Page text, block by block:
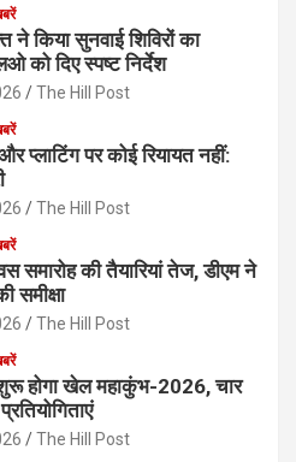
किया सुनवाई शिविरों का
को दिए स्पष्ट निर्देश
The Hill Post
प्लाटिंग पर कोई रियायत नहीं:
The Hill Post
समारोह की तैयारियां तेज, डीएम ने
समीक्षा
The Hill Post
होगा खेल महाकुंभ-2026, चार
The Hill Post